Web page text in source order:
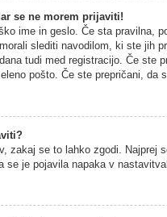
se ne morem prijaviti!
ime in geslo. Če sta pravilna,
slediti navodilom, ki ste jih
tudi med registracijo. Če ste
pošto. Če ste prepričani, da
zakaj se to lahko zgodi. Najprej
se je pojavila napaka v